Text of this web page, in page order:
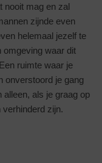
nooit mag en zal
zijnde even
helemaal jezelf te
omgeving waar dit
ruimte waar je
onverstoord je gang
alleen, als je graag op
verhinderd zijn.